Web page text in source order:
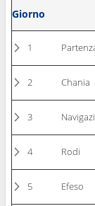
Giorno
1
2 Chania
3
4 Rodi
5 Efeso